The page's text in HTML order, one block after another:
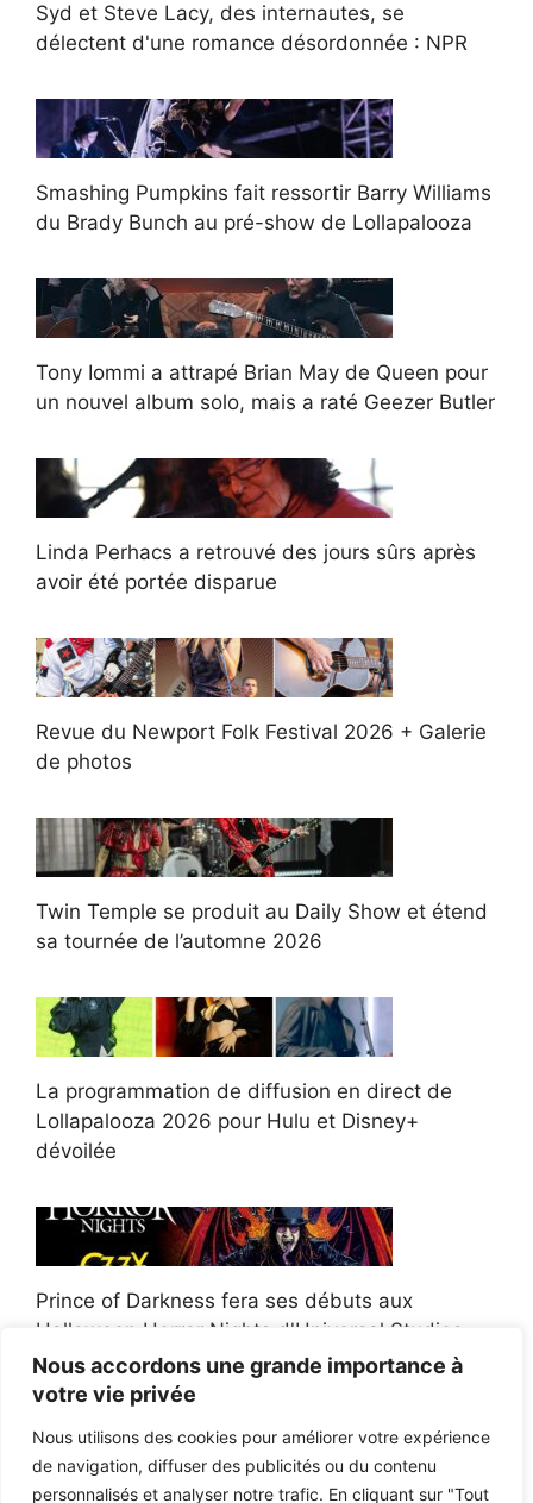
Nous accordons une grande importance à
votre vie privée
Nous utilisons des cookies pour améliorer votre expérience
de navigation, diffuser des publicités ou du contenu
personnalisés et analyser notre trafic. En cliquant sur "Tout
Syd et Steve Lacy, des internautes, se
délectent d'une romance désordonnée : NPR
Smashing Pumpkins fait ressortir Barry Williams
du Brady Bunch au pré-show de Lollapalooza
Tony Iommi a attrapé Brian May de Queen pour
un nouvel album solo, mais a raté Geezer Butler
Linda Perhacs a retrouvé des jours sûrs après
avoir été portée disparue
Revue du Newport Folk Festival 2026 + Galerie
de photos
Twin Temple se produit au Daily Show et étend
sa tournée de l’automne 2026
La programmation de diffusion en direct de
Lollapalooza 2026 pour Hulu et Disney+
dévoilée
Prince of Darkness fera ses débuts aux
Halloween Horror Nights d'Universal Studios
Afroman poursuit un policier de l'Ohio après la